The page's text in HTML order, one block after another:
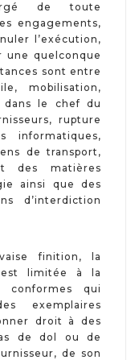
de toute
engagements,
l’exécution,
une quelconque
sont entre
mobilisation,
le chef du
rupture
informatiques,
de transport,
des matières
ainsi que des
d’interdiction
finition, la
est limitée à la
conformes qui
exemplaires
droit à des
de dol ou de
de son